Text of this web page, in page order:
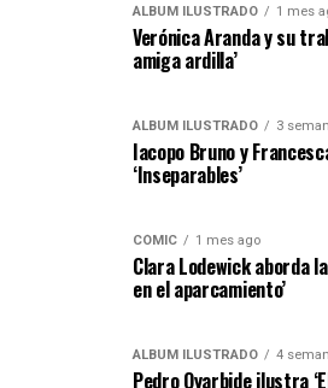
ÁLBUM ILUSTRADO 1 mes
Verónica Aranda y su
amiga ardilla’
ÁLBUM ILUSTRADO 3
Iacopo Bruno y
‘Inseparables’
CÓMIC 1 mes ago
Clara Lodewick aborda
en el aparcamiento’
ÁLBUM ILUSTRADO 4
Pedro Oyarbide ilustra